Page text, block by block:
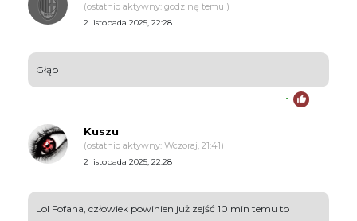
(ostatnio aktywny: godzinę temu )
2 listopada 2025, 22:28
Głąb
1
Kuszu
(ostatnio aktywny: Wczoraj, 21:41)
2 listopada 2025, 22:28
Lol Fofana, człowiek powinien już zejść 10 min temu to